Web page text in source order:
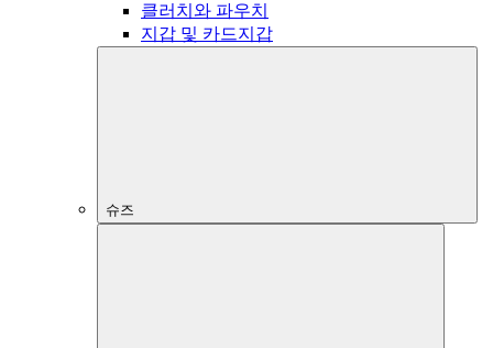
클러치와 파우치
지갑 및 카드지갑
슈즈